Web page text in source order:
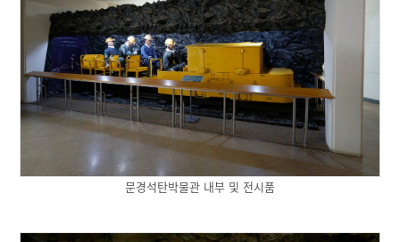
문경석탄박물관 내부 및 전시품